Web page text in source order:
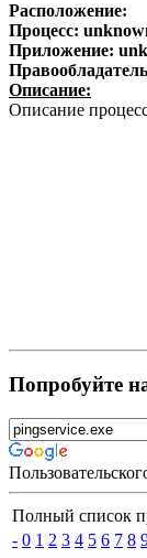
Расположение:
Процесс:
Приложение:
Описание:
Описание
Попробуйте
Полный список
- 0 1 2 3 4 5 6 7 8